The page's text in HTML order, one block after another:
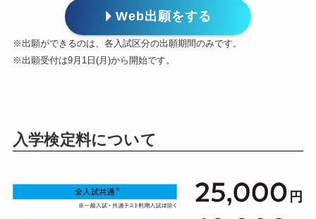
Web出願をする
※出願ができるのは、各入試区分の出願期間のみです。
※出願受付は9月1日(月)から開始です。
入学検定料について